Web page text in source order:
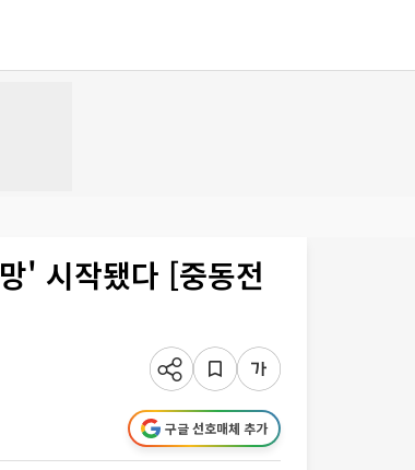
' 시작됐다 [중동전
구글 선호매체 추가